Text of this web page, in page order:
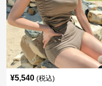
¥5,540 (税込)